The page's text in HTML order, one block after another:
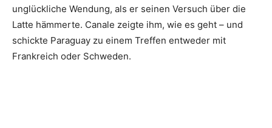
unglückliche Wendung, als er seinen Versuch über die
Latte hämmerte. Canale zeigte ihm, wie es geht – und
schickte Paraguay zu einem Treffen entweder mit
Frankreich oder Schweden.